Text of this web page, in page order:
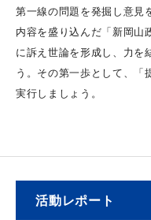
第一線の問題を発掘し意見
内容を盛り込んだ「新岡山
に訴え世論を形成し、力を
う。その第一歩として、「
実行しましょう。
活動レポート